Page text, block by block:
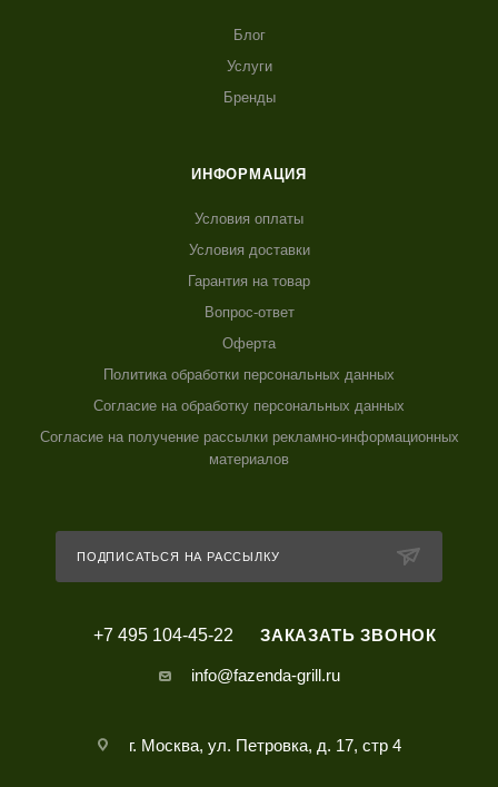
Блог
Услуги
Бренды
ИНФОРМАЦИЯ
Условия оплаты
Условия доставки
Гарантия на товар
Вопрос-ответ
Оферта
Политика обработки персональных данных
Согласие на обработку персональных данных
Согласие на получение рассылки рекламно-информационных
материалов
ПОДПИСАТЬСЯ НА РАССЫЛКУ
+7 495 104-45-22 ЗАКАЗАТЬ ЗВОНОК
info@fazenda-grill.ru
г. Москва, ул. Петровка, д. 17, стр 4